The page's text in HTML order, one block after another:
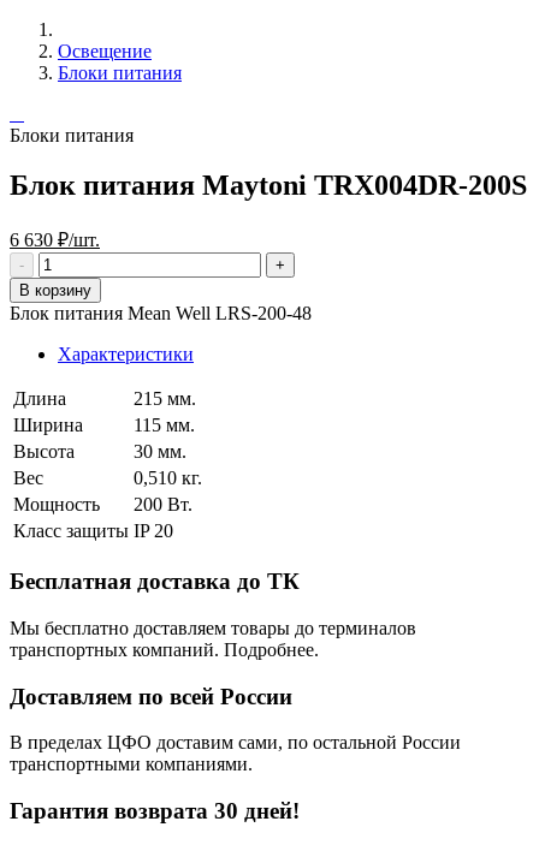
Освещение
Блоки питания
Блоки питания
Блок питания Maytoni TRX004DR-200S
6 630 ₽/шт.
В корзину
Блок питания Mean Well LRS-200-48
Характеристики
Длина
215 мм.
Ширина
115 мм.
Высота
30 мм.
Вес
0,510 кг.
Мощность
200 Вт.
Класс защиты IP 20
Бесплатная доставка до ТК
Мы бесплатно доставляем товары до терминалов
транспортных компаний. Подробнее.
Доставляем по всей России
В пределах ЦФО доставим сами, по остальной России
транспортными компаниями.
Гарантия возврата 30 дней!